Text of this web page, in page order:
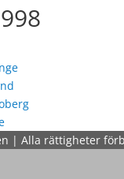
| Alla rättigheter